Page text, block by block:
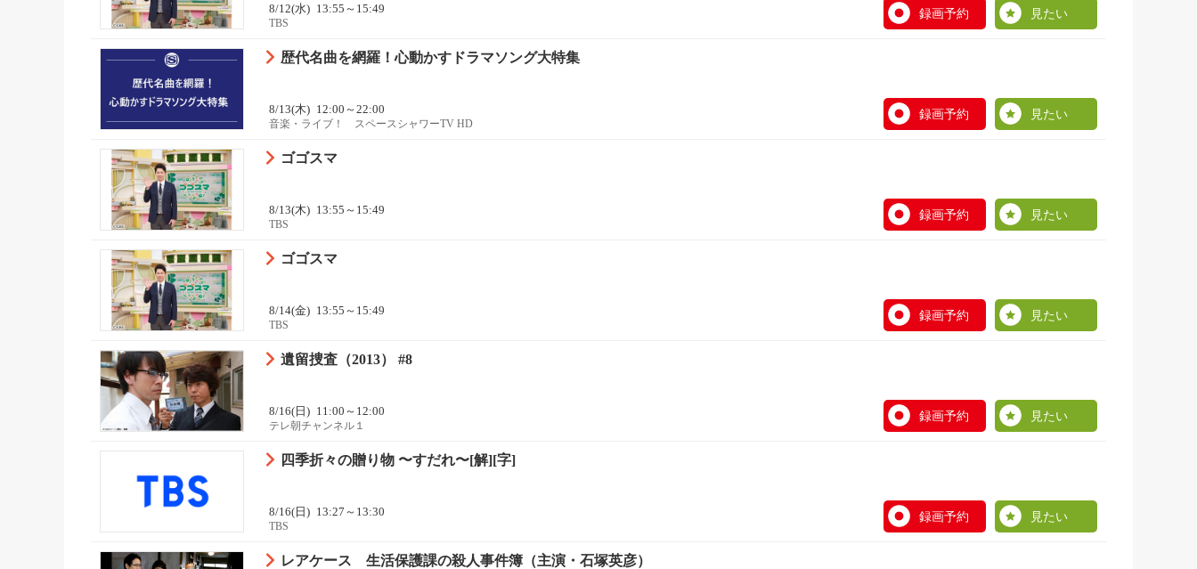
8/12(水) 13:55～15:49
TBS
録画予約 見たい
歴代名曲を網羅！心動かすドラマソング大特集
8/13(木) 12:00～22:00
音楽・ライブ！ スペースシャワーTV HD
録画予約 見たい
ゴゴスマ
8/13(木) 13:55～15:49
TBS
録画予約 見たい
ゴゴスマ
8/14(金) 13:55～15:49
TBS
録画予約 見たい
遺留捜査（2013） #8
8/16(日) 11:00～12:00
テレ朝チャンネル１
録画予約 見たい
四季折々の贈り物 〜すだれ〜[解][字]
8/16(日) 13:27～13:30
TBS
録画予約 見たい
レアケース 生活保護課の殺人事件簿（主演・石塚英彦）